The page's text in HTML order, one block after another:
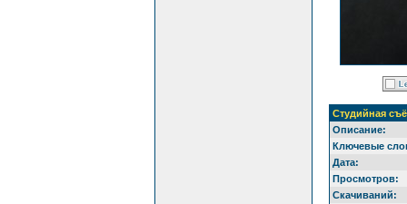
Студийная
Описание:
Ключевые
Дата:
Просмотров:
Скачиваний: